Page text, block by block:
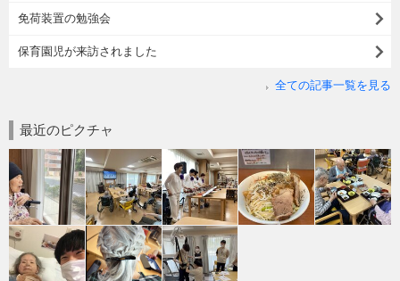
免荷装置の勉強会
保育園児が来訪されました
全ての記事一覧を見る
最近のピクチャ